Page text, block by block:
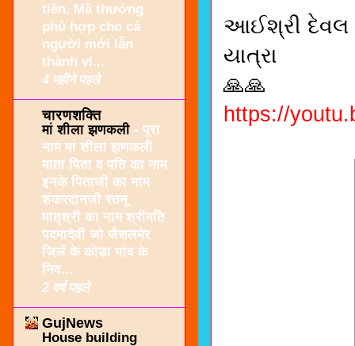
આઈશ્રી દેવલ
યાત્રા
🙏🙏
https://
tiền. Mã thưởng
phù hợp cho cả
người mới lẫn
thành vi...
4 महीने पहले
चारणशक्ति
मां शीला झणकली - पूरा
नाम मां शीला झणकली
माता पिता व पति का नाम
इनके पिताजी का नाम
शंकरदानजी रतनू
मातृश्री का नाम श्रीमति
पदमादेवी जो जैसलमेर
जिलें के कोडा गांव के
निव...
2 वर्ष पहले
GujNews
House building